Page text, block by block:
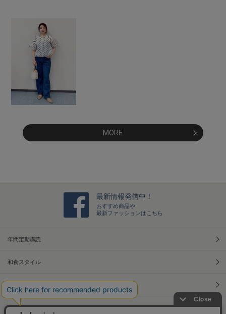
MORE
最新情報発信中！
おすすめ商品や
最新ファッションはこちら
年間定期購読
和食スタイル
本屋さんへ行こう！キャンペーン